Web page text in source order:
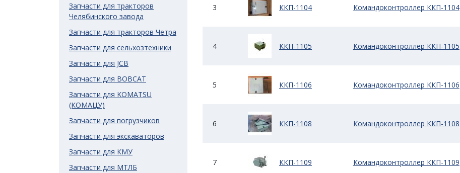
Запчасти для тракторов
Челябинского завода
Запчасти для тракторов Четра
Запчасти для сельхозтехники
Запчасти для JCB
Запчасти для BOBCAT
Запчасти для KOMATSU
(КОМАЦУ)
Запчасти для погрузчиков
Запчасти для экскаваторов
Запчасти для КМУ
Запчасти для МТЛБ
3 ККП-1104 Командоконтроллер ККП-1104
4 ККП-1105 Командоконтроллер ККП-1105
5 ККП-1106 Командоконтроллер ККП-1106
6 ККП-1108 Командоконтроллер ККП-1108
7 ККП-1109 Командоконтроллер ККП-1109